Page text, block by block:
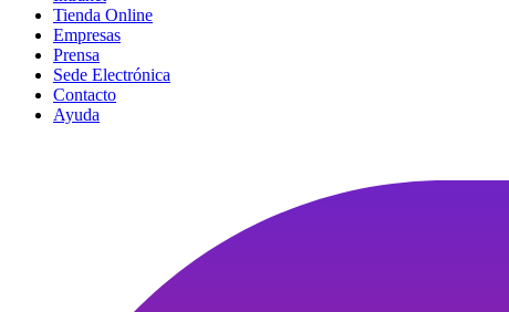
Tienda Online
Empresas
Prensa
Sede Electrónica
Contacto
Ayuda